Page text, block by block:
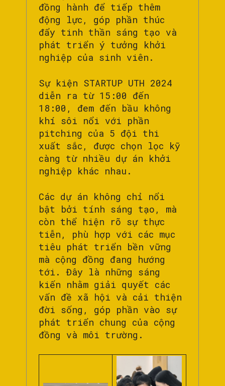
đồng hành để tiếp thêm
động lực, góp phần thúc
đẩy tinh thần sáng tạo và
phát triển ý tưởng khởi
nghiệp của sinh viên.
Sự kiện STARTUP UTH 2024
diễn ra từ 15:00 đến
18:00, đem đến bầu không
khí sôi nổi với phần
pitching của 5 đội thi
xuất sắc, được chọn lọc kỹ
càng từ nhiều dự án khởi
nghiệp khác nhau.
Các dự án không chỉ nổi
bật bởi tính sáng tạo, mà
còn thể hiện rõ sự thực
tiễn, phù hợp với các mục
tiêu phát triển bền vững
mà cộng đồng đang hướng
tới. Đây là những sáng
kiến nhằm giải quyết các
vấn đề xã hội và cải thiện
đời sống, góp phần vào sự
phát triển chung của cộng
đồng và môi trường.